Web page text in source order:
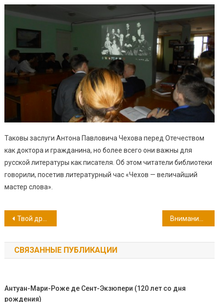
Таковы заслуги Антона Павловича Чехова перед Отечеством
как доктора и гражданина, но более всего они важны для
русской литературы как писателя. Об этом читатели библиотеки
говорили, посетив литературный час «Чехов — величайший
мастер слова».
Навигация
по
записям
Твой друг море
СВЯЗАННЫЕ ПУБЛИКАЦИИ
Антуан-Мари-Роже де Сент-Экзюпери (120 лет со дня
рождения)